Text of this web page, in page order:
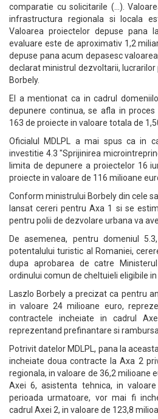
comparatie cu solicitarile (...).
infrastructura regionala si locala
Valoarea proiectelor depuse pana
evaluare este de aproximativ 1,2
depuse pana acum depasesc
declarat ministrul dezvoltarii, lucrarilor
Borbely.
El a mentionat ca in cadrul
depunere continua, se afla in
163 de proiecte in valoare totala de
Oficialul MDLPL a mai spus ca in
investitie 4.3 "Sprijinirea
limita de depunere a proiectelor 16
proiecte in valoare de 116 milioane
Conform ministrului Borbely din cele
lansat cereri pentru Axa 1 si se
pentru polii de dezvolare urbana va
De asemenea, pentru domeniul
potentalului turistic al Romaniei,
dupa aprobarea de catre
ordinului comun de cheltuieli eligibile
Laszlo Borbely a precizat ca pentru
in valoare 24 milioane euro,
contractele incheiate in cadrul
reprezentand prefinantare si
Potrivit datelor MDLPL, pana la
incheiate doua contracte la Axa 2
regionala, in valoare de 36,2 milioane
Axei 6, asistenta tehnica, in
perioada urmatoare, vor mai fi
cadrul Axei 2, in valoare de 123,8